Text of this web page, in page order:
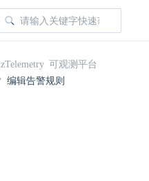
可观测平台
编辑告警规则